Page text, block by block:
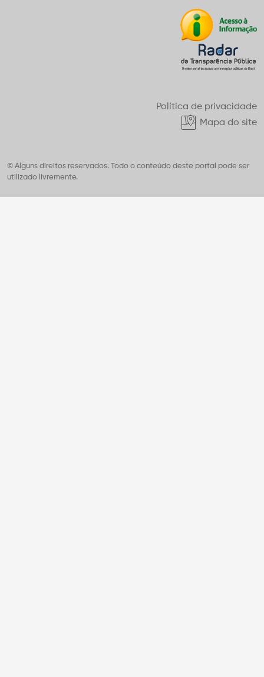
Política de privacidade
Mapa do site
© Alguns direitos reservados. Todo o conteúdo deste portal pode ser
utilizado livremente.